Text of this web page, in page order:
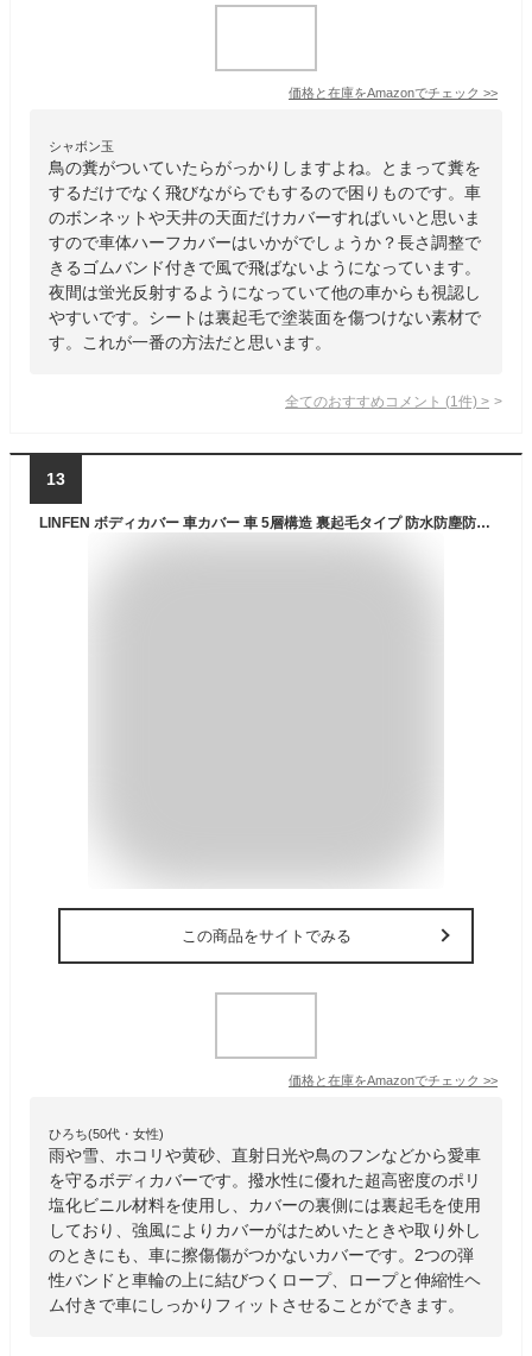
価格と在庫をAmazonでチェック >>
シャボン玉
鳥の糞がついていたらがっかりしますよね。とまって糞を
するだけでなく飛びながらでもするので困りものです。車
のボンネットや天井の天面だけカバーすればいいと思いま
すので車体ハーフカバーはいかがでしょうか？長さ調整で
きるゴムバンド付きで風で飛ばないようになっています。
夜間は蛍光反射するようになっていて他の車からも視認し
やすいです。シートは裏起毛で塗装面を傷つけない素材で
す。これが一番の方法だと思います。
全てのおすすめコメント (1 件) >
13
LINFEN ボディカバー 車カバー 車 5層構造 裏起毛タイプ 防水防塵防輻射紫外線 カーカバー 汎用 サイズ 黄砂 PM2.5 対策 (自動車3L:475×180×150cm)
この商品をサイトでみる
価格と在庫をAmazonでチェック >>
ひろち(50代・女性)
雨や雪、ホコリや黄砂、直射日光や鳥のフンなどから愛車
を守るボディカバーです。撥水性に優れた超高密度のポリ
塩化ビニル材料を使用し、カバーの裏側には裏起毛を使用
しており、強風によりカバーがはためいたときや取り外し
のときにも、車に擦傷傷がつかないカバーです。2つの弾
性バンドと車輪の上に結びつくロープ、ロープと伸縮性ヘ
ム付きで車にしっかりフィットさせることができます。